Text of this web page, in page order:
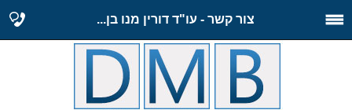
צור קשר - עו"ד דורין מנו בן...